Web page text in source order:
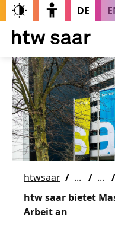
DE
htwsaar
htw saar bietet
Arbeit an